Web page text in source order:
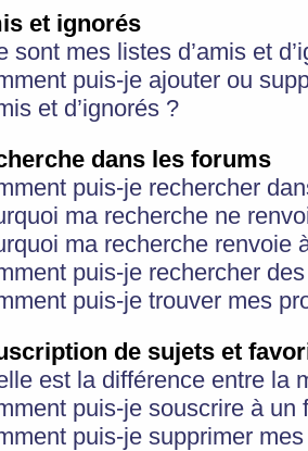
et ignorés
sont mes listes d’amis et
puis-je ajouter ou
et d’ignorés ?
dans les forums
puis-je rechercher
ma recherche ne
ma recherche renvoie
puis-je rechercher
puis-je trouver mes
de sujets et
est la différence entre la
puis-je souscrire à
puis-je supprimer